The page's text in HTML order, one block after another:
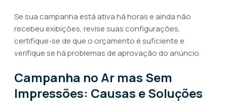
Se sua campanha está ativa há horas e ainda não
recebeu exibições, revise suas configurações,
certifique-se de que o orçamento é suficiente e
verifique se há problemas de aprovação do anúncio.
Campanha no Ar mas Sem
Impressões: Causas e Soluções